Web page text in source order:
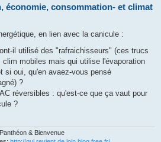
économie, consommation- et climat
en lien avec la canicule :
il utilisé des "rafraichisseurs" (ces trucs
mobiles mais qui utilise l'évaporation
si oui, qu'en avaez-vous pensé
?
réversibles : qu'est-ce que ça vaut pour
?
Panthéon & Bienvenue